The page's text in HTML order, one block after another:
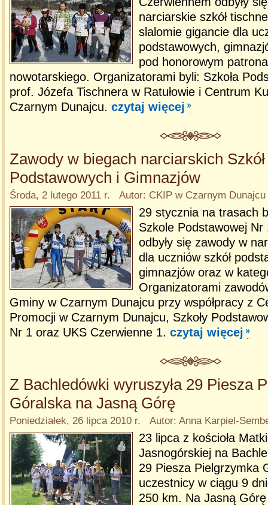
narciarskie szkół
slalomie gigancie dla
podstawowych,
pod honorowym
nowotarskiego. Organizatorami byli: Szkoła
prof. Józefa Tischnera w Ratułowie i Centrum
Czarnym Dunajcu. czytaj więcej
Zawody w biegach narciarskich Szkół
Podstawowych i Gimnazjów
Środa, 2 lutego 2011 r. Autor: CKIP w Czarnym Dunajcu
29 stycznia na trasach
Szkole Podstawowej
odbyły się zawody w
dla uczniów szkół
gimnazjów oraz w
Organizatorami
Gminy w Czarnym Dunajcu przy współpracy z
Promocji w Czarnym Dunajcu, Szkoły
Nr 1 oraz UKS Czerwienne 1. czytaj więcej
Z Bachledówki wyruszyła 29 Piesza
Góralska na Jasną Górę
Poniedziałek, 26 lipca 2010 r. Autor: Anna Karpiel-
23 lipca z kościoła
Jasnogórskiej na
29 Piesza Pielgrzymka
uczestnicy w ciągu 9
250 km. Na Jasną